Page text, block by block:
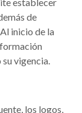
de
inicio de la
vigencia.
los logos,